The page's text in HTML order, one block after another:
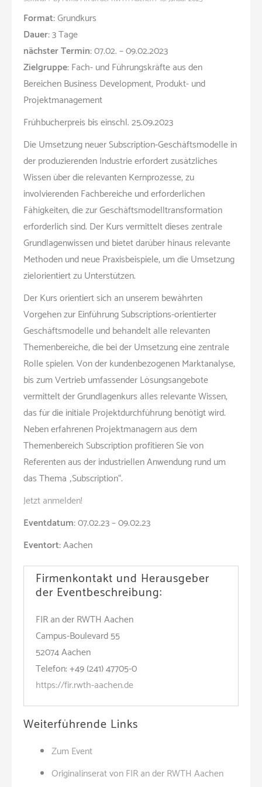
Format:Grundkurs
Dauer:3 Tage
nächster Termin:07.02. – 09.02.2023
Zielgruppe:Fach- und Führungskräfte aus den
Bereichen Business Development, Produkt- und
Projektmanagement
Frühbucherpreis bis einschl. 25.09.2023
Die Umsetzung neuer Subscription-Geschäftsmodelle in
der produzierenden Industrie erfordert zusätzliches
Wissen über die relevanten Kernprozesse, zu
involvierenden Fachbereiche und erforderlichen
Fähigkeiten, die zur Geschäftsmodelltransformation
erforderlich sind. Der Kurs vermittelt dieses zentrale
Grundlagenwissen und bietet darüber hinaus relevante
Methoden und neue Praxisbeispiele, um die Umsetzung
zielorientiert zu Unterstützen.
Der Kurs orientiert sich an unserem bewährten
Vorgehen zur Einführung Subscriptions-orientierter
Geschäftsmodelle und behandelt alle relevanten
Themenbereiche, die bei der Umsetzung eine zentrale
Rolle spielen. Von der kundenbezogenen Marktanalyse,
bis zum Vertrieb umfassender Lösungsangebote
vermittelt der Grundlagenkurs alles relevante Wissen,
das für die initiale Projektdurchführung benötigt wird.
Neben erfahrenen Projektmanagern aus dem
Themenbereich Subscription profitieren Sie von
Referenten aus der industriellen Anwendung rund um
das Thema „Subscription“.
Jetzt anmelden!
Eventdatum:07.02.23 – 09.02.23
Eventort:Aachen
Firmenkontakt und Herausgeber
der Eventbeschreibung:
FIR an der RWTH Aachen
Campus-Boulevard 55
52074 Aachen
Telefon: +49 (241) 47705-0
https://fir.rwth-aachen.de
Weiterführende Links
Zum Event
Originalinserat von FIR an der RWTH Aachen